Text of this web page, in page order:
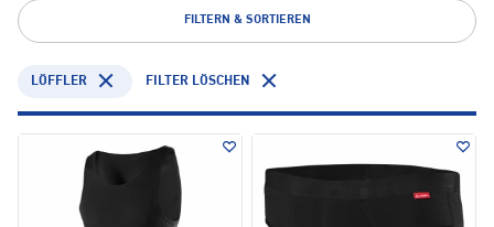
FILTERN & SORTIEREN
LÖFFLER FILTER LÖSCHEN